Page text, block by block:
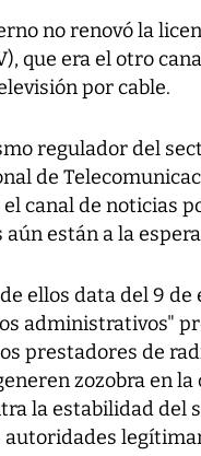
no renovó la
que era el otro
por cable.
regulador del
de
canal de noticias
están a la
ellos data del 9
administrativos"
prestadores de
zozobra en
la estabilidad del
autoridades